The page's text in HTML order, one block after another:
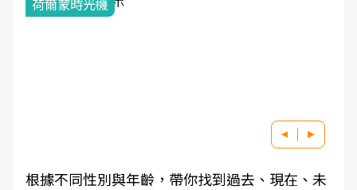
荷爾蒙時光機
根據不同性別與年齡，帶你找到過去、現在、未